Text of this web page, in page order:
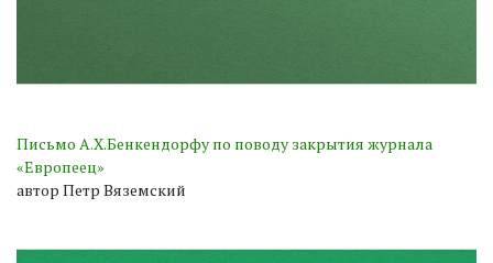
Письмо А.X.Бенкендорфу по поводу закрытия журнала
«Европеец»
автор Петр Вяземский